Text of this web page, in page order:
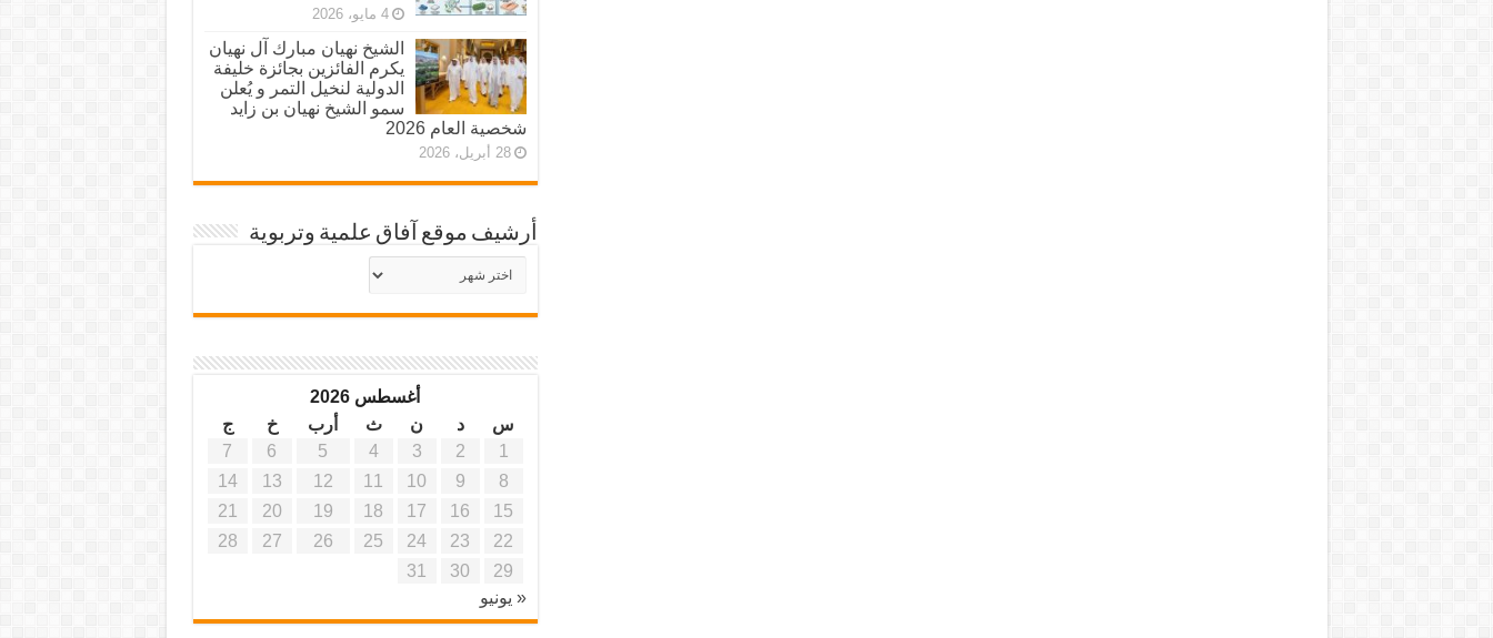
4 مايو، 2026
الشيخ نهيان مبارك آل نهيان
يكرم الفائزين بجائزة خليفة
الدولية لنخيل التمر و يُعلن
سمو الشيخ نهيان بن زايد
شخصية العام 2026
28 أبريل، 2026
أرشيف موقع آفاق علمية وتربوية
أرشيف
موقع
أغسطس 2026
س
د ن ث أرب خ
ج
1
2
3
4
5
6
7
8
9
10
11
12
13
14
15
16
17
18
19
20
21
22
23
24
25
26
27
28
29
30
31
« يونيو